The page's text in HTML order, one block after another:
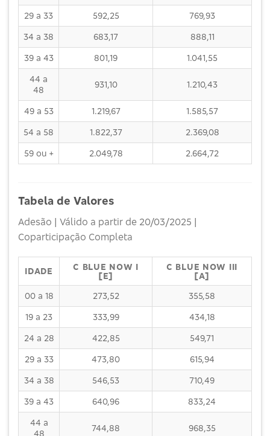
29 a 33 592,25 769,93
34 a 38 683,17 888,11
39 a 43 801,19 1.041,55
44 a
48
931,10 1.210,43
49 a 53 1.219,67 1.585,57
54 a 58 1.822,37 2.369,08
59 ou + 2.049,78 2.664,72
Tabela de Valores
Adesão | Válido a partir de 20/03/2025 |
Coparticipação Completa
IDADE
C BLUE NOW I
[E]
C BLUE NOW III
[A]
00 a 18
273,52 355,58
19 a 23 333,99 434,18
24 a 28 422,85 549,71
29 a 33 473,80 615,94
34 a 38 546,53 710,49
39 a 43 640,96 833,24
44 a
48
744,88 968,35